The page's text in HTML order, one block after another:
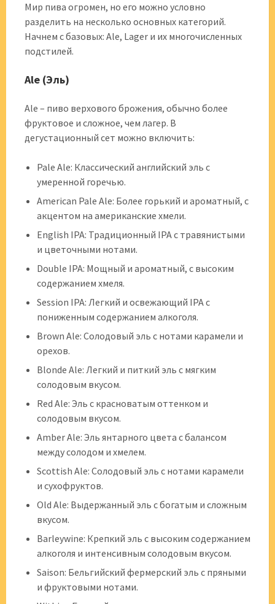
Мир пива огромен, но его можно условно
разделить на несколько основных категорий.
Начнем с базовых: Ale, Lager и их многочисленных
подстилей.
Ale (Эль)
Ale – пиво верхового брожения, обычно более
фруктовое и сложное, чем лагер. В
дегустационный сет можно включить:
Pale Ale: Классический английский эль с
умеренной горечью.
American Pale Ale: Более горький и ароматный, с
акцентом на американские хмели.
English IPA: Традиционный IPA с травянистыми
и цветочными нотами.
Double IPA: Мощный и ароматный, с высоким
содержанием хмеля.
Session IPA: Легкий и освежающий IPA с
пониженным содержанием алкоголя.
Brown Ale: Солодовый эль с нотами карамели и
орехов.
Blonde Ale: Легкий и питкий эль с мягким
солодовым вкусом.
Red Ale: Эль с красноватым оттенком и
солодовым вкусом.
Amber Ale: Эль янтарного цвета с балансом
между солодом и хмелем.
Scottish Ale: Солодовый эль с нотами карамели
и сухофруктов.
Old Ale: Выдержанный эль с богатым и сложным
вкусом.
Barleywine: Крепкий эль с высоким содержанием
алкоголя и интенсивным солодовым вкусом.
Saison: Бельгийский фермерский эль с пряными
и фруктовыми нотами.